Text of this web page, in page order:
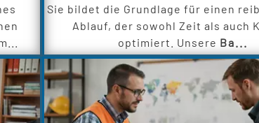
Sie bildet die Grundlage für einen
Ablauf, der sowohl Zeit als auch
optimiert. Unsere Ba...